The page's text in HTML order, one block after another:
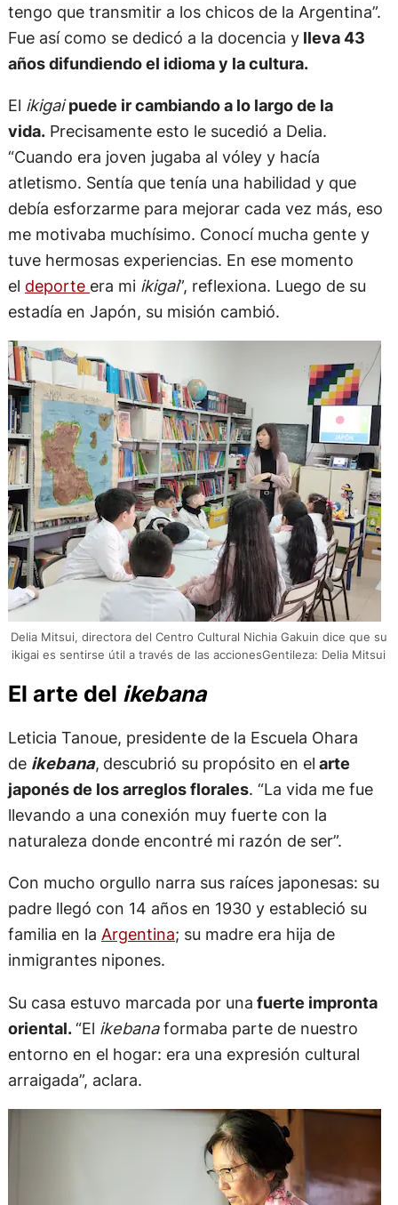
tengo que transmitir a los chicos de la Argentina”.
Fue así como se dedicó a la docencia ylleva 43
años difundiendo el idioma y la cultura.
El ikigaipuede ir cambiando a lo largo de la
vida.Precisamente esto le sucedió a Delia.
“Cuando era joven jugaba al vóley y hacía
atletismo. Sentía que tenía una habilidad y que
debía esforzarme para mejorar cada vez más, eso
me motivaba muchísimo. Conocí mucha gente y
tuve hermosas experiencias. En ese momento
el deporte era mi ikigai”, reflexiona. Luego de su
estadía en Japón, su misión cambió.
Delia Mitsui, directora del Centro Cultural Nichia Gakuin dice que su
ikigai es sentirse útil a través de las accionesGentileza: Delia Mitsui
El arte del ikebana
Leticia Tanoue, presidente de la Escuela Ohara
de ikebana, descubrió su propósito en el arte
japonés de los arreglos florales. “La vida me fue
llevando a una conexión muy fuerte con la
naturaleza donde encontré mi razón de ser”.
Con mucho orgullo narra sus raíces japonesas: su
padre llegó con 14 años en 1930 y estableció su
familia en la Argentina; su madre era hija de
inmigrantes nipones.
Su casa estuvo marcada por una fuerte impronta
oriental.“El ikebanaformaba parte de nuestro
entorno en el hogar: era una expresión cultural
arraigada”, aclara.